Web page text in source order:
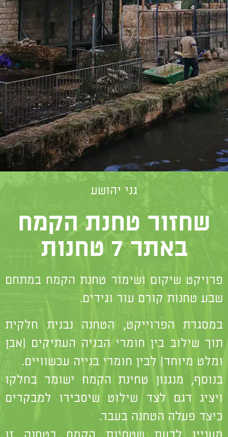
גני יהושע
שחזור טחנת הקמח
באתר 7 טחנות
פרויקט שיקום ושימור טחנת הקמח במתחם
שבע טחנות קורם עור וגידים.
במסגרת הפרוייקט, הטחנה נבנית חלקית
תוך שילוב בין חומרי הבניה העתיקים (אבן
ומלט מיוחד) לבין חומרי בנייה עכשוויים.
בנוסף, מנגנון טחינת הקמח ישומר בחלקו
ויציג דגם לצד שילוט שיסבירו למבקרים
כיצד פעלה הטחנה בעבר.